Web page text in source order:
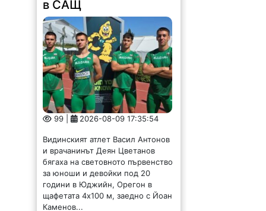
99 | 2026-08-09 17:35:54
Видинският атлет Васил Антонов
и врачанинът Деян Цветанов
бягаха на световното първенство
за юноши и девойки под 20
години в Юджийн, Орегон в
щафетата 4х100 м, заедно с Йоан
Каменов...